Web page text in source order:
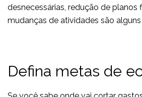
desnecessárias, redução de planos
mudanças de atividades são
Defina metas de